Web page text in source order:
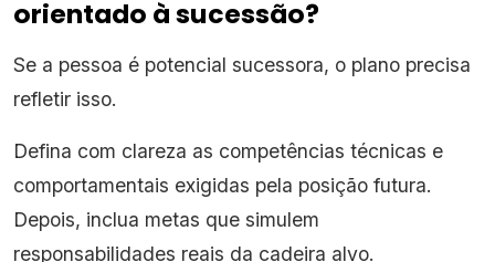
orientado à sucessão?
Se a pessoa é potencial sucessora, o plano precisa
refletir isso.
Defina com clareza as competências técnicas e
comportamentais exigidas pela posição futura.
Depois, inclua metas que simulem
responsabilidades reais da cadeira alvo.